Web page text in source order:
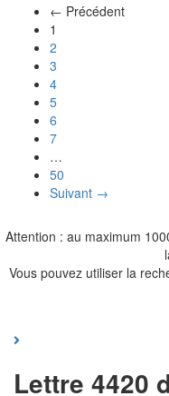
← Précédent
1
2
3
4
5
6
7
…
50
Suivant →
Attention : au maximum
Vous pouvez utiliser la
Lettre 4420